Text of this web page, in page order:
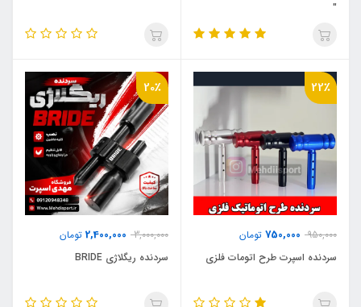
"
22٪
950,000
750,000 تومان
سردنده اسپرت طرح اتومات فلزی
20٪
3,000,000
2,400,000 تومان
سردنده ریگلاژی BRIDE